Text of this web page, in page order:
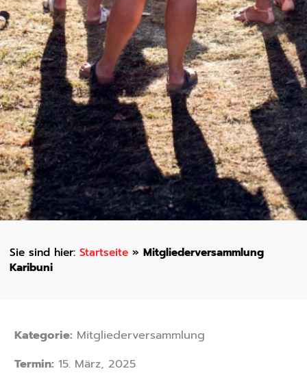
Startseite» Mitgliederversammlung
Karibuni
Kategorie: Mitgliederversammlung
Termin: 15. März, 2025